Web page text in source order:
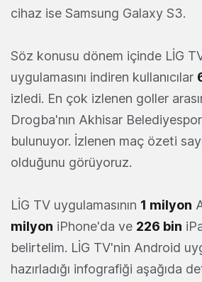
cihaz ise Samsung Galaxy S3.
Söz konusu dönem içinde LİG
uygulamasını indiren kullanıcılar
izledi. En çok izlenen goller
Drogba'nın Akhisar
bulunuyor. İzlenen maç özeti
olduğunu görüyoruz.
LİG TV uygulamasının 1 milyon
milyon iPhone'da ve 226 bin
belirtelim. LİG TV'nin Android
hazırladığı infografiği aşağıda